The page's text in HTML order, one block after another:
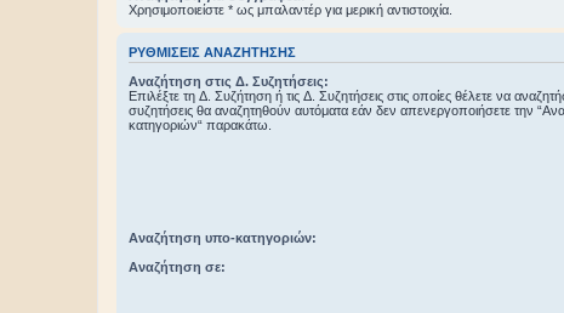
Χρησιμοποιείστε * ως μπαλαντέρ για μερική αντιστοιχία.
ΡΥΘΜΊΣΕΙΣ ΑΝΑΖΉΤΗΣΗΣ
Αναζήτηση στις Δ. Συζητήσεις:
Επιλέξτε τη Δ. Συζήτηση ή τις Δ. Συζητήσεις στις οποίες θέλετε να
συζητήσεις θα αναζητηθούν αυτόματα εάν δεν απενεργοποιήσετε την
κατηγοριών“ παρακάτω.
Αναζήτηση υπο-κατηγοριών:
Αναζήτηση σε: